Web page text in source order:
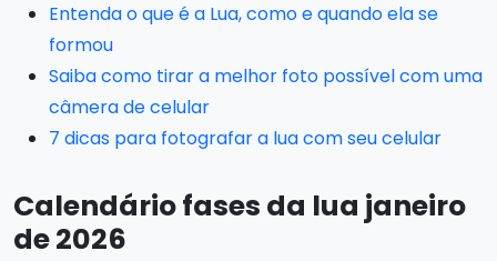
Entenda o que é a Lua, como e quando ela se
formou
Saiba como tirar a melhor foto possível com uma
câmera de celular
7 dicas para fotografar a lua com seu celular
Calendário fases da lua janeiro
de 2026